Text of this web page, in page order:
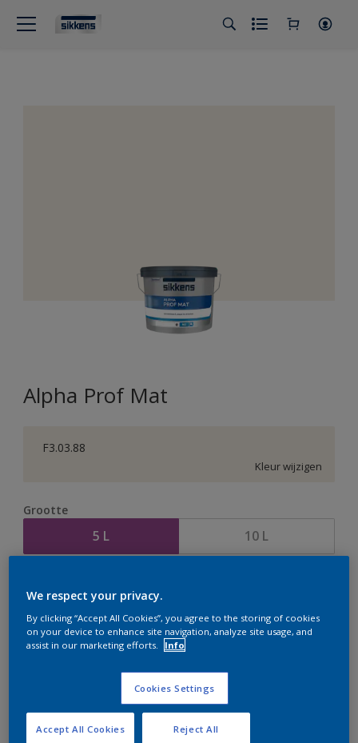
Alpha Prof Mat
F3.03.88
Kleur wijzigen
Grootte
5 L 10 L
Bereken
Op dit moment is het niet mogelijk dit product online
te bestellen. Houd de website in de gaten, we werken
er hard aan om de voorraad aan te vullen.
We respect your privacy.
By clicking “Accept All Cookies”, you agree to the storing of cookies
on your device to enhance site navigation, analyze site usage, and
assist in our marketing efforts.
Info
Cookies Settings
Reject All
Accept All Cookies